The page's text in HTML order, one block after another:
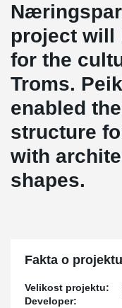
project will
for the
Troms.
enabled
structure
with
shapes.
Fakta o projektu
Velikost projektu:
Developer: